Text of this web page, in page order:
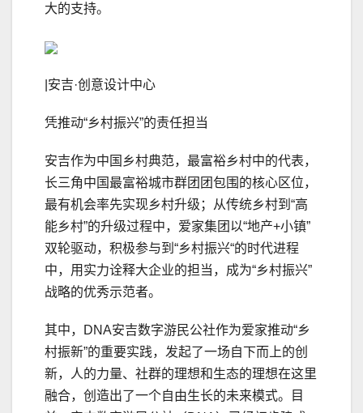
大的支持。
|安吉·创意设计中心
凭推动“乡村振兴”的责任担当
安吉作为中国乡村典范，最富裕乡村中的代表，
长三角中国最富裕城市群团团包围的核心区位，
最有机会率先实现乡村升级；从传统乡村到“高
能乡村”的升级过程中，爱家集团以“地产+小镇”
双轮驱动，积极参与到“乡村振兴“的时代进程
中，用实力诠释大企业的担当，成为“乡村振兴”
战略的优秀示范者。
其中，DNA安吉数字游民公社作为爱家推动“乡
村振新”的重要实践，发起了一场自下而上的创
新，人的力量、社群的理想和生态的理想在这里
融合，创造出了一个自由生长的未来模式。目